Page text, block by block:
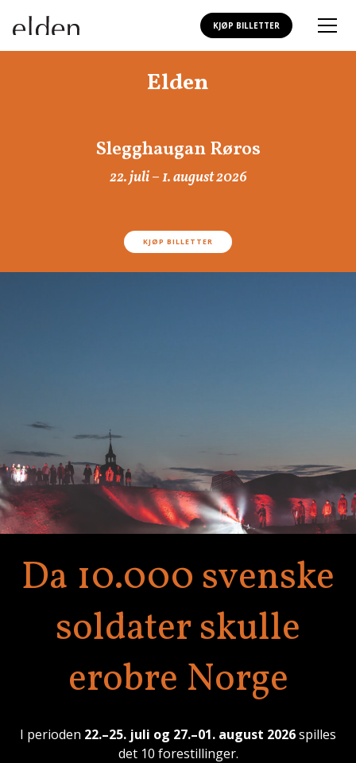
KJØP BILLETTER
Elden
Slegghaugan Røros
22. juli – 1. august 2026
KJØP BILLETTER
Da 10.000 svenske
soldater skulle
erobre Norge
I perioden 22.–25. juli og 27.–01. august 2026spilles
det 10 forestillinger.